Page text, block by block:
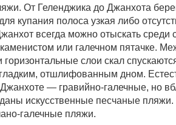
От Геленджика до Джанхота
купания полоса узкая либо
всегда можно отыскать среди
или галечном пятачке.
слои скал
отшлифованным дном.
— гравийно-галечные, но
искусственные песчаные
галечные пляжи.